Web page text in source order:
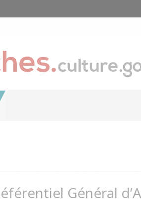
Général